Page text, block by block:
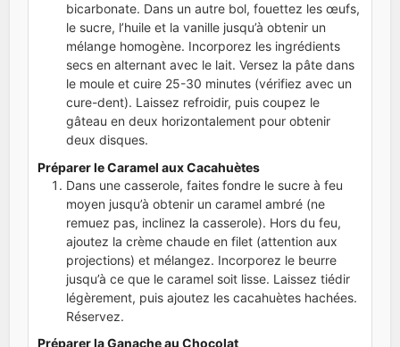
bicarbonate. Dans un autre bol, fouettez les œufs,
le sucre, l’huile et la vanille jusqu’à obtenir un
mélange homogène. Incorporez les ingrédients
secs en alternant avec le lait. Versez la pâte dans
le moule et cuire 25-30 minutes (vérifiez avec un
cure-dent). Laissez refroidir, puis coupez le
gâteau en deux horizontalement pour obtenir
deux disques.
Préparer le Caramel aux Cacahuètes
Dans une casserole, faites fondre le sucre à feu
moyen jusqu’à obtenir un caramel ambré (ne
remuez pas, inclinez la casserole). Hors du feu,
ajoutez la crème chaude en filet (attention aux
projections) et mélangez. Incorporez le beurre
jusqu’à ce que le caramel soit lisse. Laissez tiédir
légèrement, puis ajoutez les cacahuètes hachées.
Réservez.
Préparer la Ganache au Chocolat